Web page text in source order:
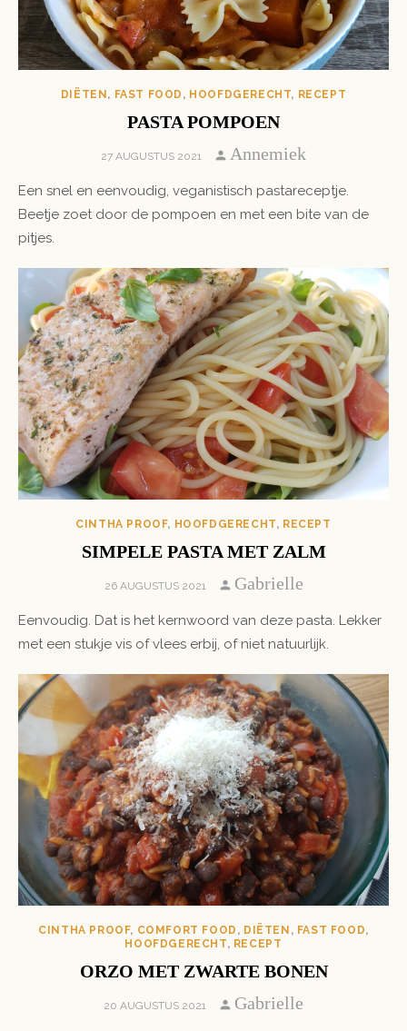
DIËTEN , FAST FOOD , HOOFDGERECHT, RECEPT
PASTA POMPOEN
POSTED
27 AUGUSTUS 2021 Author
Annemiek
Een snel en eenvoudig, veganistisch pastareceptje.
Beetje zoet door de pompoen en met een bite van de
pitjes.
CINTHA PROOF, HOOFDGERECHT, RECEPT
SIMPELE PASTA MET ZALM
POSTED
26 AUGUSTUS 2021 Author
Gabrielle
Eenvoudig. Dat is het kernwoord van deze pasta. Lekker
met een stukje vis of vlees erbij, of niet natuurlijk.
CINTHA PROOF, COMFORT FOOD , DIËTEN , FAST FOOD,
HOOFDGERECHT, RECEPT
ORZO MET ZWARTE BONEN
POSTED
20 AUGUSTUS 2021 Author
Gabrielle